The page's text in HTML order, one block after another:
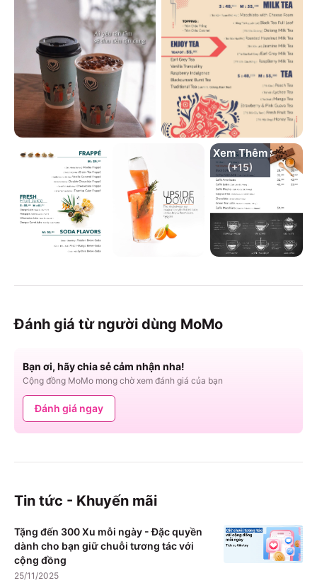
Xem Thêm
(+15)
Đánh giá từ người dùng MoMo
Bạn ơi, hãy chia sẻ cảm nhận nha!
Cộng đồng MoMo mong chờ xem đánh giá của bạn
Đánh giá ngay
Tin tức - Khuyến mãi
Tặng đến 300 Xu mỗi ngày - Đặc quyền
dành cho bạn giữ chuỗi tương tác với
cộng đồng
25/11/2025